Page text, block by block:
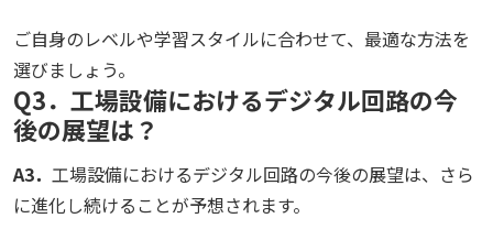
ご自身のレベルや学習スタイルに合わせて、最適な方法を
選びましょう。
Q3．工場設備におけるデジタル回路の今
後の展望は？
A3． 工場設備におけるデジタル回路の今後の展望は、さら
に進化し続けることが予想されます。